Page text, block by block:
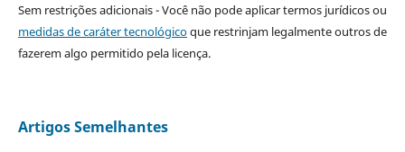
Sem restrições adicionais - Você não pode aplicar termos jurídicos ou
medidas de caráter tecnológicoque restrinjam legalmente outros de
fazerem algo permitido pela licença.
Artigos Semelhantes